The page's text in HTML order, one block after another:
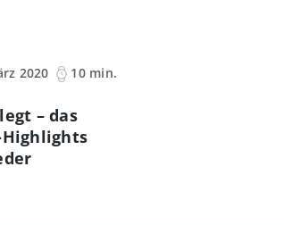
2020
10 min.
– das
Highlights